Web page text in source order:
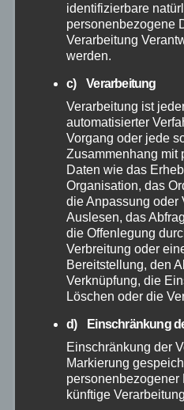
Februar 2026
Januar 2026
Dezember 2025
November 2025
Oktober 2025
September 2025
August 2025
Juli 2025
Juni 2025
Mai 2025
identifizierbare
personenbezogene
Verarbeitung
werden.
c) Verarbeitung
Verarbeitung ist
automatisierter
Vorgang oder jede
Zusammenhang mit
Daten wie das
Organisation, das
die Anpassung oder
Auslesen, das
die Offenlegung
Verbreitung oder
Bereitstellung, den
Verknüpfung, die
Löschen oder die
d) Einschränkung
Einschränkung der
Markierung
personenbezogener
künftige